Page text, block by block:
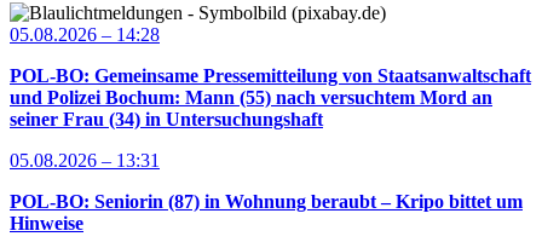
05.08.2026 – 14:28
POL-BO: Gemeinsame Pressemitteilung von Staatsanwaltschaft
und Polizei Bochum: Mann (55) nach versuchtem Mord an
seiner Frau (34) in Untersuchungshaft
05.08.2026 – 13:31
POL-BO: Seniorin (87) in Wohnung beraubt – Kripo bittet um
Hinweise